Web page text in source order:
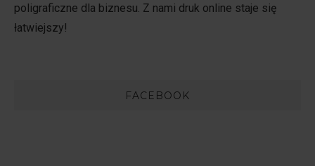
poligraficzne dla biznesu. Z nami druk online staje się
łatwiejszy!
FACEBOOK